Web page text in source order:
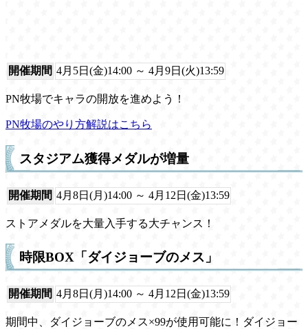
開催期間 4月5日(金)14:00 ～ 4月9日(火)13:59
PN牧場でキャラの開放を進めよう！
PN牧場のやり方解説はこちら
スタジアム獲得メダルが増量
開催期間 4月8日(月)14:00 ～ 4月12日(金)13:59
ストアメダルを大量入手する大チャンス！
時限BOX「ダイジョーブのメス」
開催期間 4月8日(月)14:00 ～ 4月12日(金)13:59
期間中、ダイジョーブのメス×99が使用可能に！ダイジョー